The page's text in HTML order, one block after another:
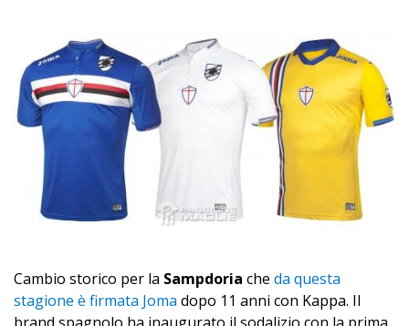
Cambio storico per la Sampdoria che da questa
stagione è firmata Joma dopo 11 anni con Kappa. Il